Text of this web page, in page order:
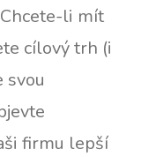
li mít
cílový trh (i
svou
firmu lepší